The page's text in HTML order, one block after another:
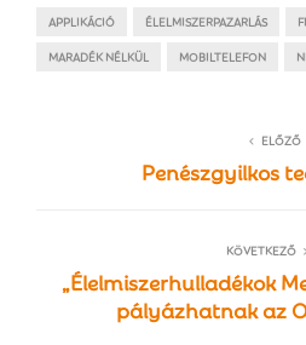
APPLIKÁCIÓ ÉLELMISZERPAZARLÁS
MARADÉK NÉLKÜL
MOBILTELEFON
ELŐZŐ
Penészgyilkos
KÖVETKEZŐ
„Élelmiszerhulladékok
pályázhatnak az